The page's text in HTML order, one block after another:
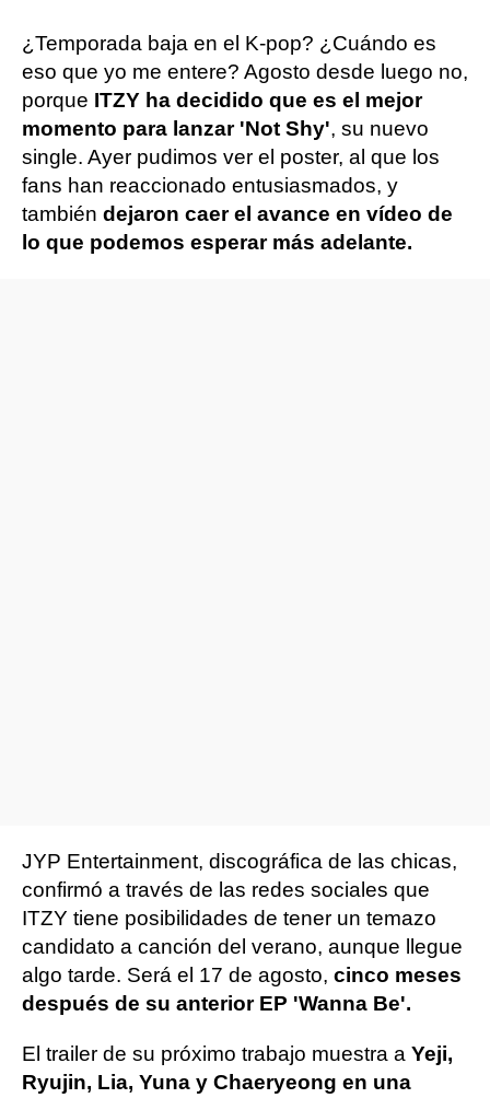
¿Temporada baja en el K-pop? ¿Cuándo es
eso que yo me entere? Agosto desde luego no,
porque ITZY ha decidido que es el mejor
momento para lanzar 'Not Shy', su nuevo
single. Ayer pudimos ver el poster, al que los
fans han reaccionado entusiasmados, y
también dejaron caer el avance en vídeo de
lo que podemos esperar más adelante.
JYP Entertainment, discográfica de las chicas,
confirmó a través de las redes sociales que
ITZY tiene posibilidades de tener un temazo
candidato a canción del verano, aunque llegue
algo tarde. Será el 17 de agosto, cinco meses
después de su anterior EP 'Wanna Be'.
El trailer de su próximo trabajo muestra a Yeji,
Ryujin, Lia, Yuna y Chaeryeong en una